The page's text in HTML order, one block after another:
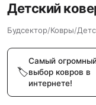
Детский
Будсектор/Ковры/
Самый
выбор ковров в
интернете!